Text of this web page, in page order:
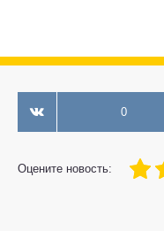
0
Оцените новость:
60
1 3